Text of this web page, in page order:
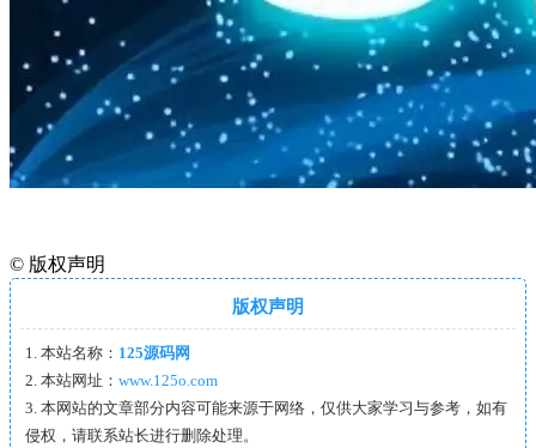
© 版权声明
版权声明
1. 本站名称： 125源码网
2. 本站网址： www.125o.com
3. 本网站的文章部分内容可能来源于网络，仅供大家学习与参考，如有
侵权，请联系站长进行删除处理。